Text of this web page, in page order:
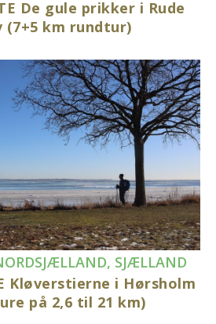
De gule prikker i Rude
(7+5 km rundtur)
, SJÆLLAND
Kløverstierne i Hørsholm
på 2,6 til 21 km)